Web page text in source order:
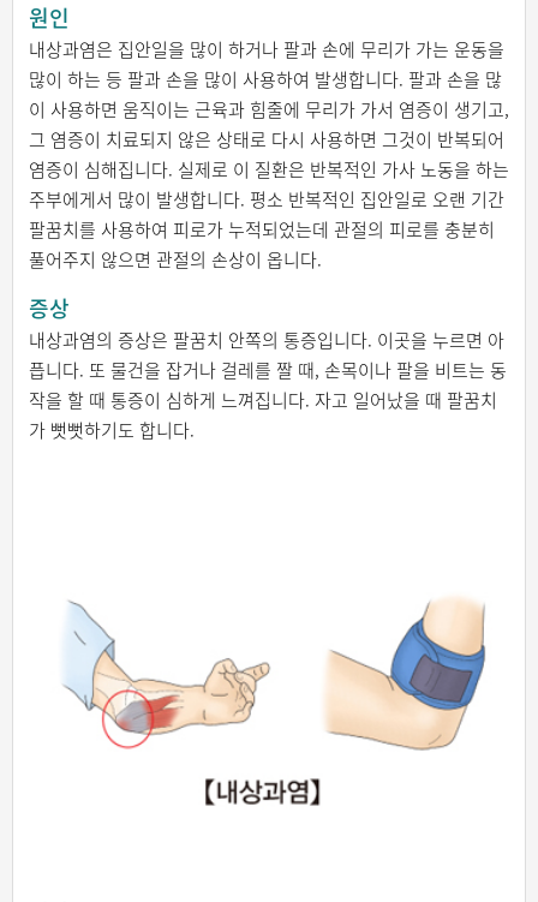
원인
내상과염은 집안일을 많이 하거나 팔과 손에 무리가 가는 운동을
많이 하는 등 팔과 손을 많이 사용하여 발생합니다. 팔과 손을 많
이 사용하면 움직이는 근육과 힘줄에 무리가 가서 염증이 생기고,
그 염증이 치료되지 않은 상태로 다시 사용하면 그것이 반복되어
염증이 심해집니다. 실제로 이 질환은 반복적인 가사 노동을 하는
주부에게서 많이 발생합니다. 평소 반복적인 집안일로 오랜 기간
팔꿈치를 사용하여 피로가 누적되었는데 관절의 피로를 충분히
풀어주지 않으면 관절의 손상이 옵니다.
증상
내상과염의 증상은 팔꿈치 안쪽의 통증입니다. 이곳을 누르면 아
픕니다. 또 물건을 잡거나 걸레를 짤 때, 손목이나 팔을 비트는 동
작을 할 때 통증이 심하게 느껴집니다. 자고 일어났을 때 팔꿈치
가 뻣뻣하기도 합니다.